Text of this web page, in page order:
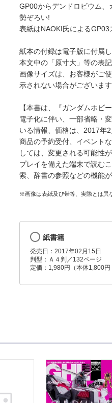
GP00からデンドロビウム
勢ぞろい!
表紙はNAOKI氏によるGP03
紙本の付録は電子版に付属
本文中の「原寸大」等の表
画像サイズは、お客様がご
示されない場合がございます
【本書は、『ガンダムホビ
電子化に伴い、一部省略・
いる情報、価格は、2017年
商品の予約受付、イベント
しては、変更される可能性
プレイを備えた端末で読む
索、辞書の参照などの機能が
※画像は表紙及び帯等、実際とは異
紙書籍
発売日：2017年02月15日
判型：Ａ４判／132ページ
定価：1,980円（本体1,800円